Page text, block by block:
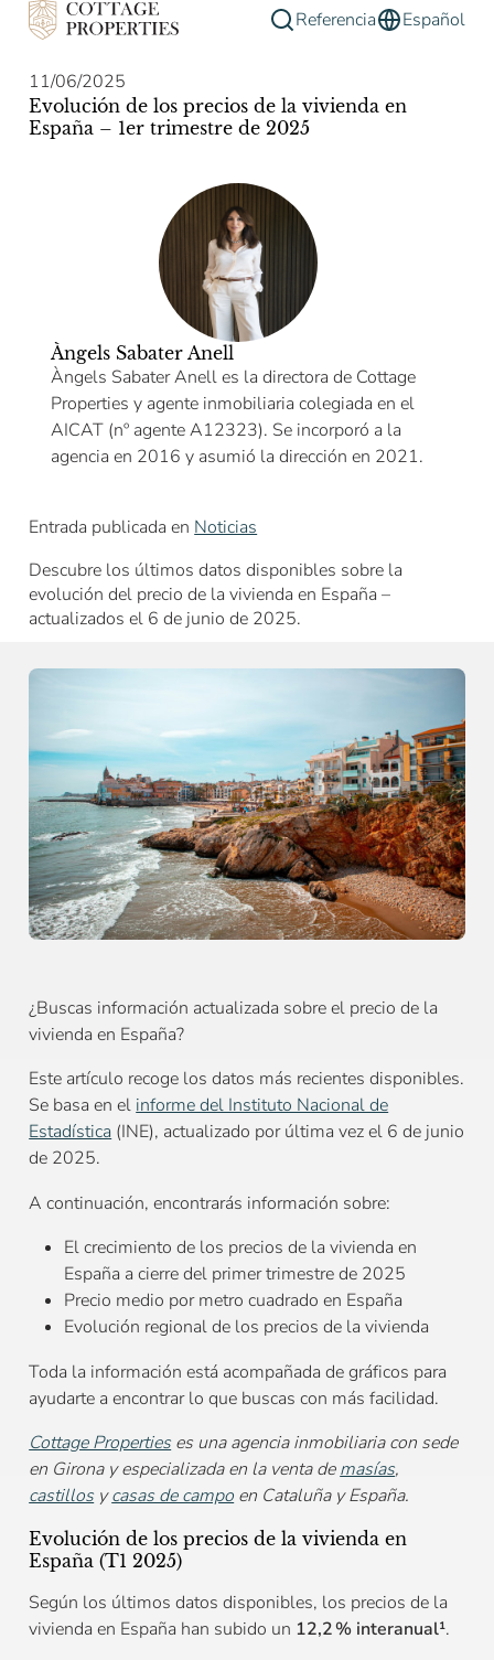
Referencia Español
11/06/2025
Evolución de los precios de la vivienda en
España – 1er trimestre de 2025
Àngels Sabater Anell
Àngels Sabater Anell es la directora de Cottage
Properties y agente inmobiliaria colegiada en el
AICAT (nº agente A12323). Se incorporó a la
agencia en 2016 y asumió la dirección en 2021.
Entrada publicada en Noticias
Descubre los últimos datos disponibles sobre la
evolución del precio de la vivienda en España –
actualizados el 6 de junio de 2025.
¿Buscas información actualizada sobre el precio de la
vivienda en España?
Este artículo recoge los datos más recientes disponibles.
Se basa en el informe del Instituto Nacional de
Estadística (INE), actualizado por última vez el 6 de junio
de 2025.
A continuación, encontrarás información sobre:
El crecimiento de los precios de la vivienda en
España a cierre del primer trimestre de 2025
Precio medio por metro cuadrado en España
Evolución regional de los precios de la vivienda
Toda la información está acompañada de gráficos para
ayudarte a encontrar lo que buscas con más facilidad.
Cottage Propertieses una agencia inmobiliaria con sede
en Girona y especializada en la venta demasías,
castillosycasas de campo en Cataluña y España.
Evolución de los precios de la vivienda en
España (T1 2025)
Según los últimos datos disponibles, los precios de la
vivienda en España han subido un 12,2 % interanual¹.